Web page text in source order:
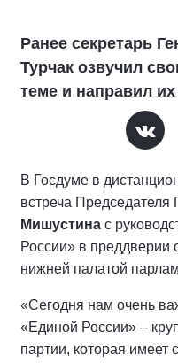
Ранее секретарь
Турчак озвучил
теме и направил
В Госдуме в
встреча Председателя
Мишустина с
России» в преддверии
нижней палатой
«Сегодня нам очень
«Единой России» –
партии, которая имеет